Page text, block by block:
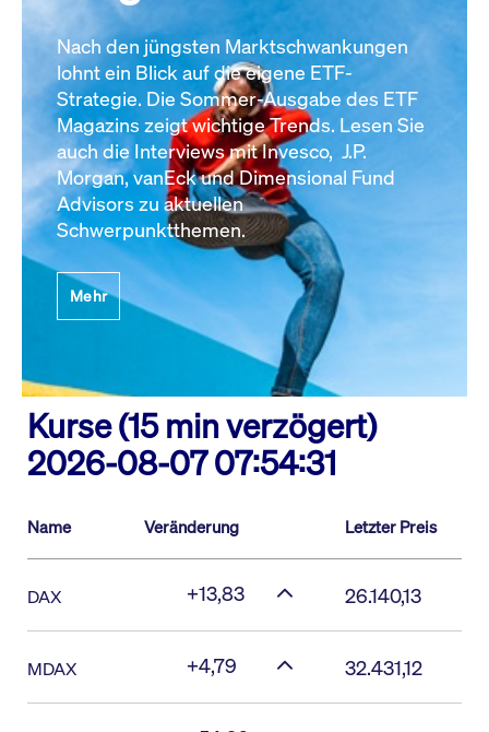
Nach den jüngsten Marktschwankungen
lohnt ein Blick auf die eigene ETF-
Strategie. Die Sommer-Ausgabe des ETF
Magazins zeigt wichtige Trends. Lesen Sie
auch die Interviews mit Invesco, J.P.
Morgan, vanEck und Dimensional Fund
Advisors zu aktuellen
Schwerpunktthemen.
Mehr
Kurse (15 min verzögert)
2026-08-07 07:54:31
Name Veränderung Letzter Preis
DAX +13,83 26.140,13
MDAX +4,79 32.431,12